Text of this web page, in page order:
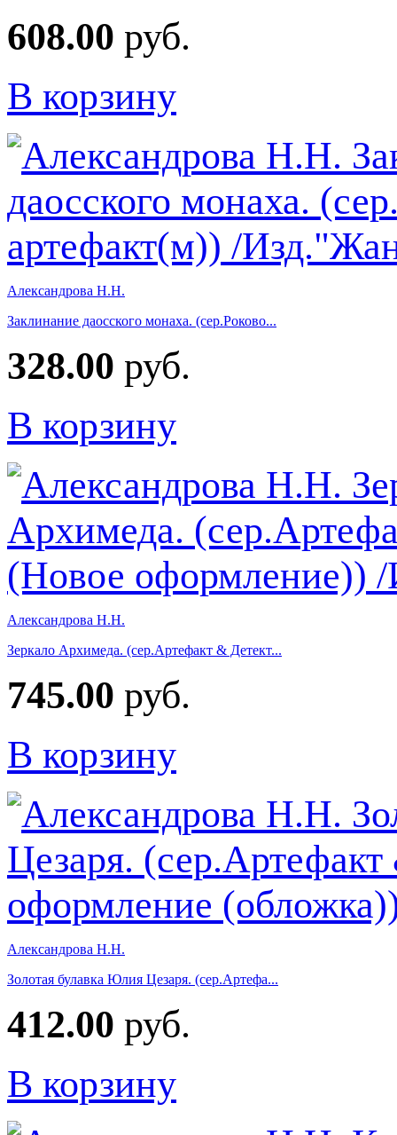
608.00 руб.
В корзину
Александрова Н.Н.
Заклинание даосского монаха. (сер.Роково...
328.00 руб.
В корзину
Александрова Н.Н.
Зеркало Архимеда. (сер.Артефакт & Детект...
745.00 руб.
В корзину
Александрова Н.Н.
Золотая булавка Юлия Цезаря. (сер.Артефа...
412.00 руб.
В корзину